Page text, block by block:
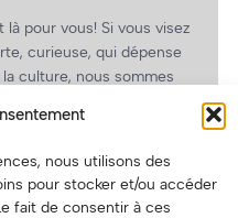
nous utilisons des
pour stocker et/ou accéder
fait de consentir à ces
pour vous! Si vous visez
curieuse, qui dépense
la culture, nous sommes
pour vous, les